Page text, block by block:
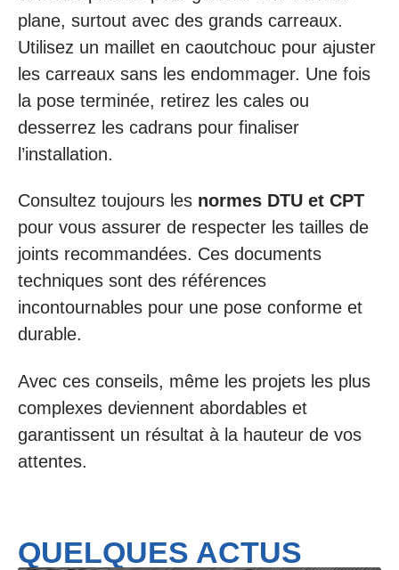
plane, surtout avec des grands carreaux.
Utilisez un maillet en caoutchouc pour ajuster
les carreaux sans les endommager. Une fois
la pose terminée, retirez les cales ou
desserrez les cadrans pour finaliser
l’installation.
Consultez toujours les normes DTU et CPT
pour vous assurer de respecter les tailles de
joints recommandées. Ces documents
techniques sont des références
incontournables pour une pose conforme et
durable.
Avec ces conseils, même les projets les plus
complexes deviennent abordables et
garantissent un résultat à la hauteur de vos
attentes.
QUELQUES ACTUS